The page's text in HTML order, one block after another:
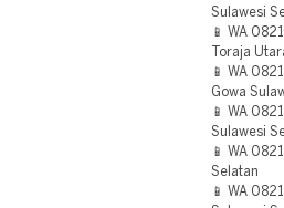
Sulawesi
📱 WA
Toraja
📱 WA
Gowa
📱 WA
Sulawesi
📱 WA
Selatan
📱 WA